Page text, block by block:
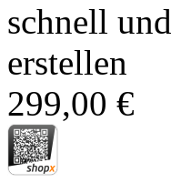
schnell
erstellen
299,00 €